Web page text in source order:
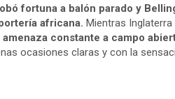
fortuna a balón parado y
africana. Mientras
constante a campo
ocasiones claras y con la